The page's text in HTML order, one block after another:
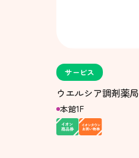
サービス
ウエルシア調剤薬局
本館1F